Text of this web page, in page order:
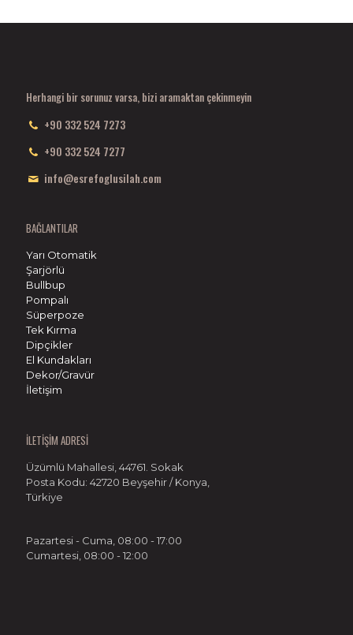
Herhangi bir sorunuz varsa, bizi aramaktan çekinmeyin
+90 332 524 7273
+90 332 524 7277
info@esrefoglusilah.com
BAĞLANTILAR
Yarı Otomatik
Şarjörlü
Bullbup
Pompalı
Süperpoze
Tek Kırma
Dipçikler
El Kundakları
Dekor/Gravür
İletişim
İLETİŞİM ADRESİ
Üzümlü Mahallesi, 44761. Sokak
Posta Kodu: 42720 Beyşehir / Konya,
Türkiye
Pazartesi - Cuma, 08:00 - 17:00
Cumartesi, 08:00 - 12:00